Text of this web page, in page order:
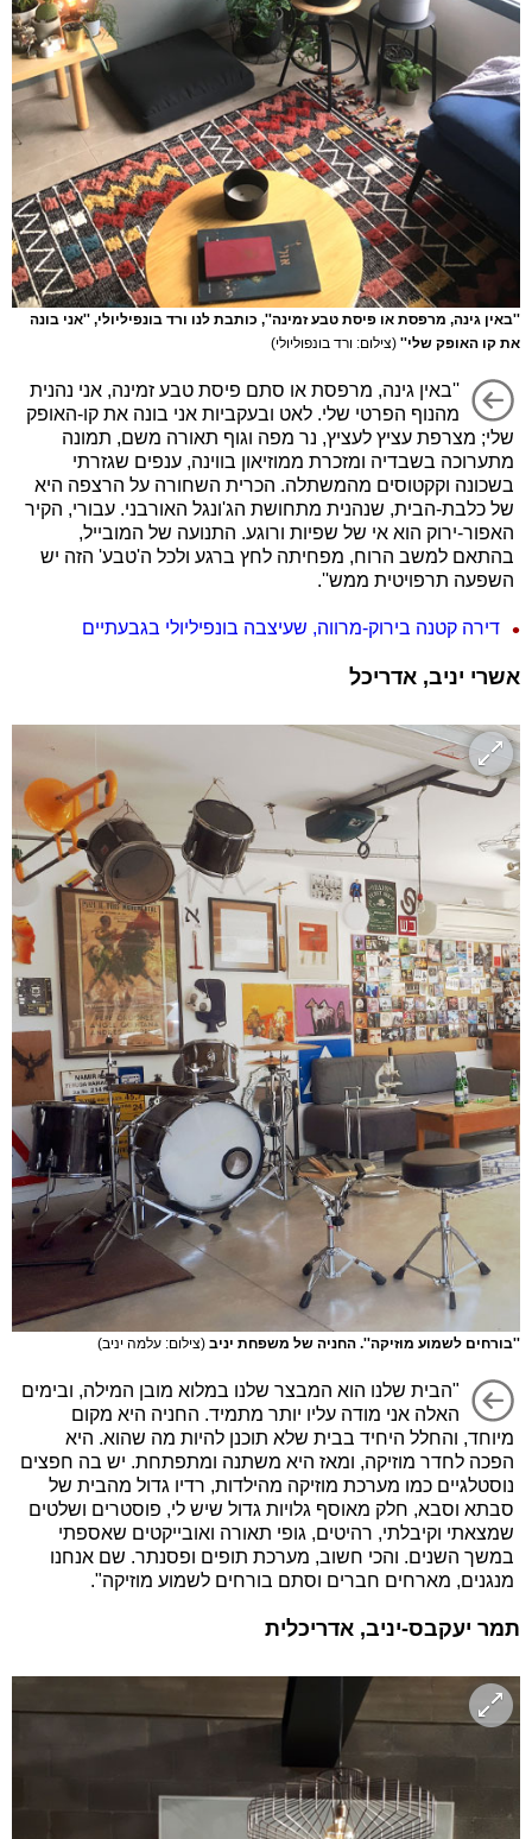
''באין גינה, מרפסת או פיסת טבע זמינה'', כותבת לנו ורד בונפיליולי, ''אני בונה
את קו האופק שלי'' (צילום: ורד בונפוליולי)
''באין גינה, מרפסת או סתם פיסת טבע זמינה, אני נהנית
מהנוף הפרטי שלי. לאט ובעקביות אני בונה את קו-האופק
שלי; מצרפת עציץ לעציץ, נר מפה וגוף תאורה משם, תמונה
מתערוכה בשבדיה ומזכרת ממוזיאון בווינה, ענפים שגזרתי
בשכונה וקקטוסים מהמשתלה. הכרית השחורה על הרצפה היא
של כלבת-הבית, שנהנית מתחושת הג'ונגל האורבני. עבורי, הקיר
האפור-ירוק הוא אי של שפיות ורוגע. התנועה של המובייל,
בהתאם למשב הרוח, מפחיתה לחץ ברגע ולכל ה'טבע' הזה יש
השפעה תרפויטית ממש''.
דירה קטנה בירוק-מרווה, שעיצבה בונפיליולי בגבעתיים
אשרי יניב, אדריכל
''בורחים לשמוע מוזיקה''. החניה של משפחת יניב (צילום: עלמה יניב)
"הבית שלנו הוא המבצר שלנו במלוא מובן המילה, ובימים
האלה אני מודה עליו יותר מתמיד. החניה היא מקום
מיוחד, והחלל היחיד בבית שלא תוכנן להיות מה שהוא. היא
הפכה לחדר מוזיקה, ומאז היא משתנה ומתפתחת. יש בה חפצים
נוסטלגיים כמו מערכת מוזיקה מהילדות, רדיו גדול מהבית של
סבתא וסבא, חלק מאוסף גלויות גדול שיש לי, פוסטרים ושלטים
שמצאתי וקיבלתי, רהיטים, גופי תאורה ואובייקטים שאספתי
במשך השנים. והכי חשוב, מערכת תופים ופסנתר. שם אנחנו
מנגנים, מארחים חברים וסתם בורחים לשמוע מוזיקה".
תמר יעקבס-יניב, אדריכלית